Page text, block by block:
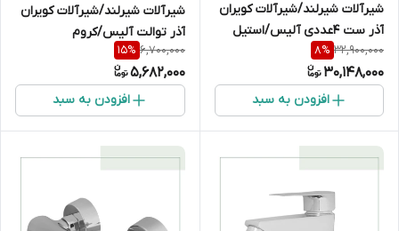
شیرآلات شیرلند/شیرآلات کویران
آذر ست 4عددی آلیس/استیل
مات
32,900,000
8%
30,148,000
افزودن به سبد
شیرآلات شیرلند/شیرآلات کویران
آذر توالت آلیس/کروم
6,700,000
15%
5,682,000
افزودن به سبد